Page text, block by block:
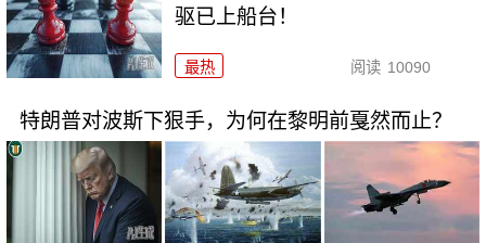
驱已上船台！
最热 阅读 10090
特朗普对波斯下狠手，为何在黎明前戛然而止？